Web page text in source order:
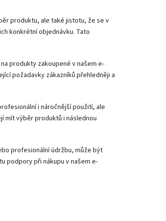
produktu, ale také jistotu, že se v
konkrétní objednávku. Tato
produkty zakoupené v našem e-
požadavky zákazníků přehledněji a
i náročnější použití, ale
mít výběr produktů i následnou
profesionální údržbu, může být
podpory při nákupu v našem e-